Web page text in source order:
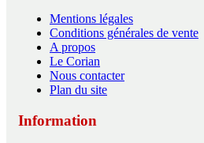
Mentions légales
Conditions générales de vente
A propos
Le Corian
Nous contacter
Plan du site
Information